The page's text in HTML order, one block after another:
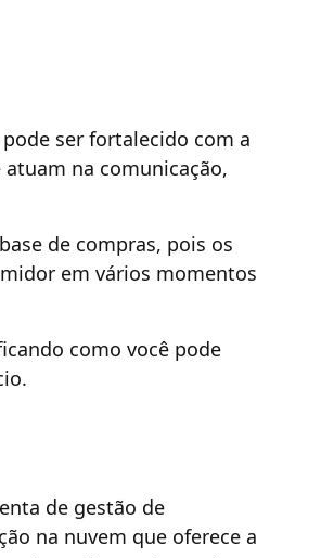
ser fortalecido com a
na comunicação,
de compras, pois os
em vários momentos
como você pode
de gestão de
na nuvem que oferece a